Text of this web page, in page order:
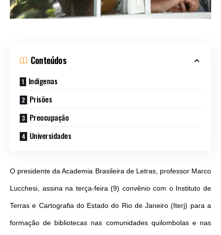
Conteúdos
Indígenas
Prisões
Preocupação
Universidades
O presidente da Academia Brasileira de Letras, professor Marco
Lucchesi, assina na terça-feira (9) convênio com o Instituto de
Terras e Cartografia do Estado do Rio de Janeiro (Iterj) para a
formação de bibliotecas nas comunidades quilombolas e nas